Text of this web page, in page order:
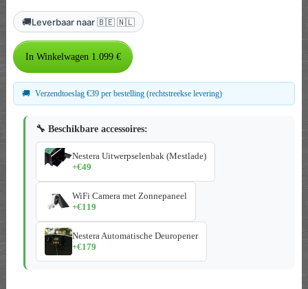
🚚Leverbaar naar 🇧🇪 🇳🇱
🚚 Verzendtoeslag €39 per bestelling (rechtstreekse levering)
🔧 Beschikbare accessoires:
Nestera Uitwerpselenbak (Mestlade)
+€49
WiFi Camera met Zonnepaneel
+€119
Nestera Automatische Deuropener
+€179